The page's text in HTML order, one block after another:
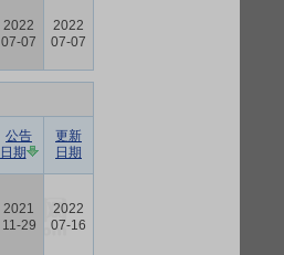
2022
07-07
2022
07-07
公告
日期
更新
日期
2021
11-29
2022
07-16